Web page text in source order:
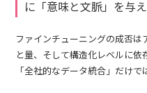
に「意味と文脈」を与
ファインチューニングの成否
と量、そして構造化レベルに依
「全社的なデータ統合」だけで